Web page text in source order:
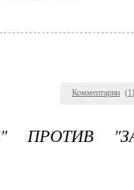
Комментарии (1)
ПРОТИВ